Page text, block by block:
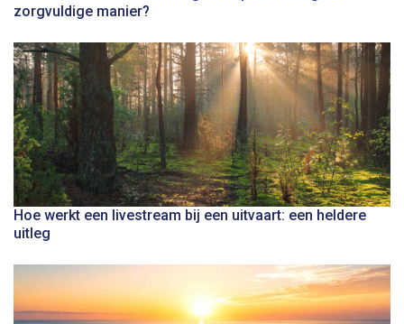
zorgvuldige manier?
Hoe werkt een livestream bij een uitvaart: een heldere
uitleg